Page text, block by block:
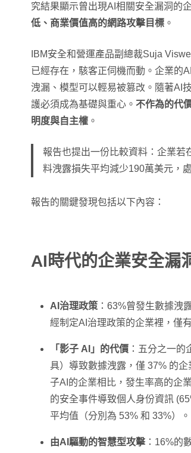
究結果顯示曾出現AI相關安全漏洞的
低、商業價值高的網路攻擊目標 。
IBM安全和營運產品副總裁Suja
已經存在，駭客正伺機而動。企業的
洩漏、模型可以輕易被篡改。隨著AI
護必須成為基礎與重心。 不作為的代
明度與自主權 。
報告也提出一份比較資料：企業若
料洩露損失平均減少190萬美元，
報告的關鍵發現包括以下內容：
AI時代的企業安全漏
AI治理政策 ：63%曾發生數據洩
經制定AI治理政策的企業裡，僅
「影子 AI」的代價 ：五分之一
具）導致數據洩露，僅 37% 的
子AI的企業相比，發生率高的企
的安全事件導致個人身份資訊
平均值（分別為 53% 和 33%）。
由AI驅動的智慧型攻擊：16%的